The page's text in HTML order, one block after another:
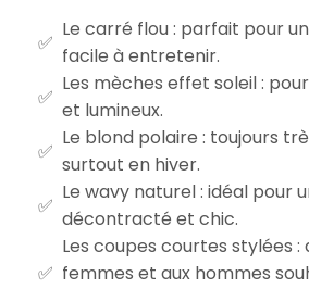
Le carré flou : parfait pour
facile à entretenir.
Les mèches effet soleil :
et lumineux.
Le blond polaire : toujours
surtout en hiver.
Le wavy naturel : idéal pour
décontracté et chic.
Les coupes courtes stylées :
femmes et aux hommes